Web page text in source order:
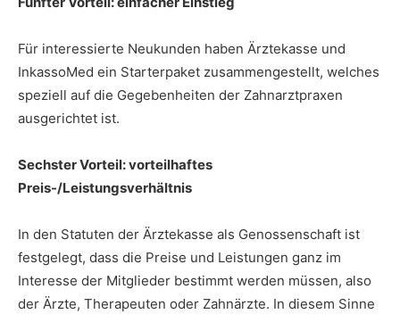
Für interessierte Neukunden haben Ärztekasse und
InkassoMed ein Starterpaket zusammengestellt, welches
speziell auf die Gegebenheiten der Zahnarztpraxen
ausgerichtet ist.
Sechster Vorteil:vorteilhaftes
Preis-/Leistungsverhältnis
In den Statuten der Ärztekasse als Genossenschaft ist
festgelegt, dass die Preise und Leistungen ganz im
Interesse der Mitglieder bestimmt werden müssen, also
der Ärzte, Therapeuten oder Zahnärzte. In diesem Sinne